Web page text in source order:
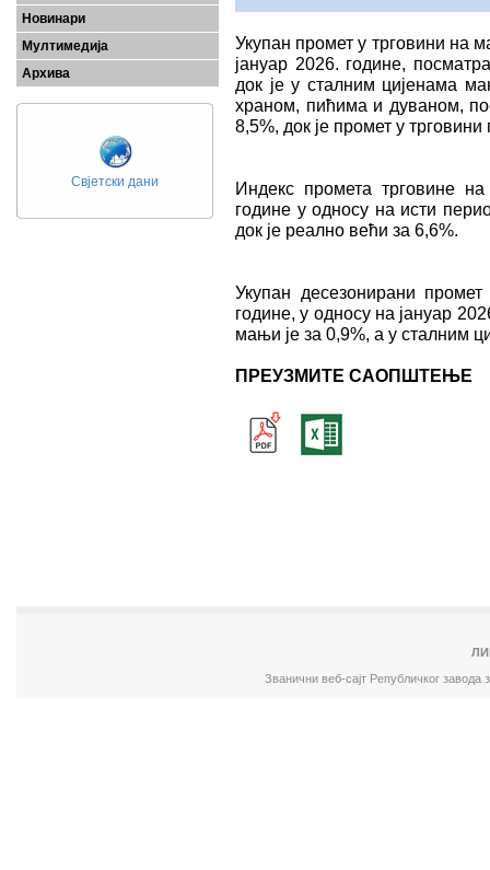
Новинари
Мултимедија
Архива
Свјетски дани
Укупан промет у трговини на
јануар 2026. године,
док је у сталним цијенама
храном, пићима и дуваном,
8,5%, док је промет у
Индекс промета трговине
године у односу на исти
док је реално већи за 6,6%.
Укупан десезонирани
године, у односу на јануар
мањи је за 0,9%, а у сталним
ПРЕУЗМИТЕ САОПШТЕЊЕ
Званични веб-сајт Републичког